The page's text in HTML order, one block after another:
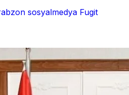
sosyalmedya Fugit